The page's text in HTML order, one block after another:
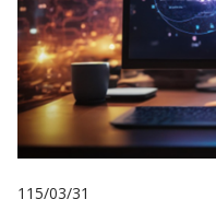
115/03/31